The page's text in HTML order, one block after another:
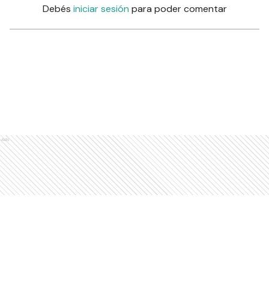
Debés iniciar sesión para poder comentar
Ads